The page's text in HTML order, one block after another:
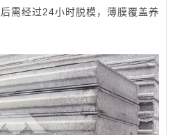
后需经过24小时脱模，薄膜覆盖养